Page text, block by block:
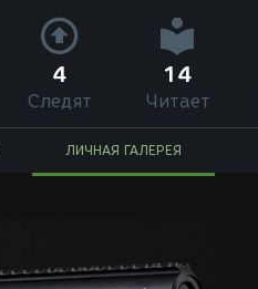
4
Следят
14
Читает
ЛИЧНАЯ ГАЛЕРЕЯ